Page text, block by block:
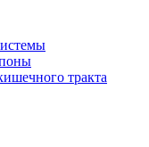
тракта